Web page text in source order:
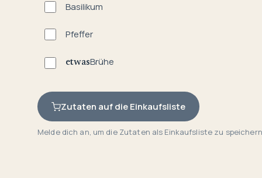
Basilikum
Pfeffer
etwasBrühe
Zutaten auf die Einkaufsliste
Melde dich an, um die Zutaten als Einkaufsliste zu